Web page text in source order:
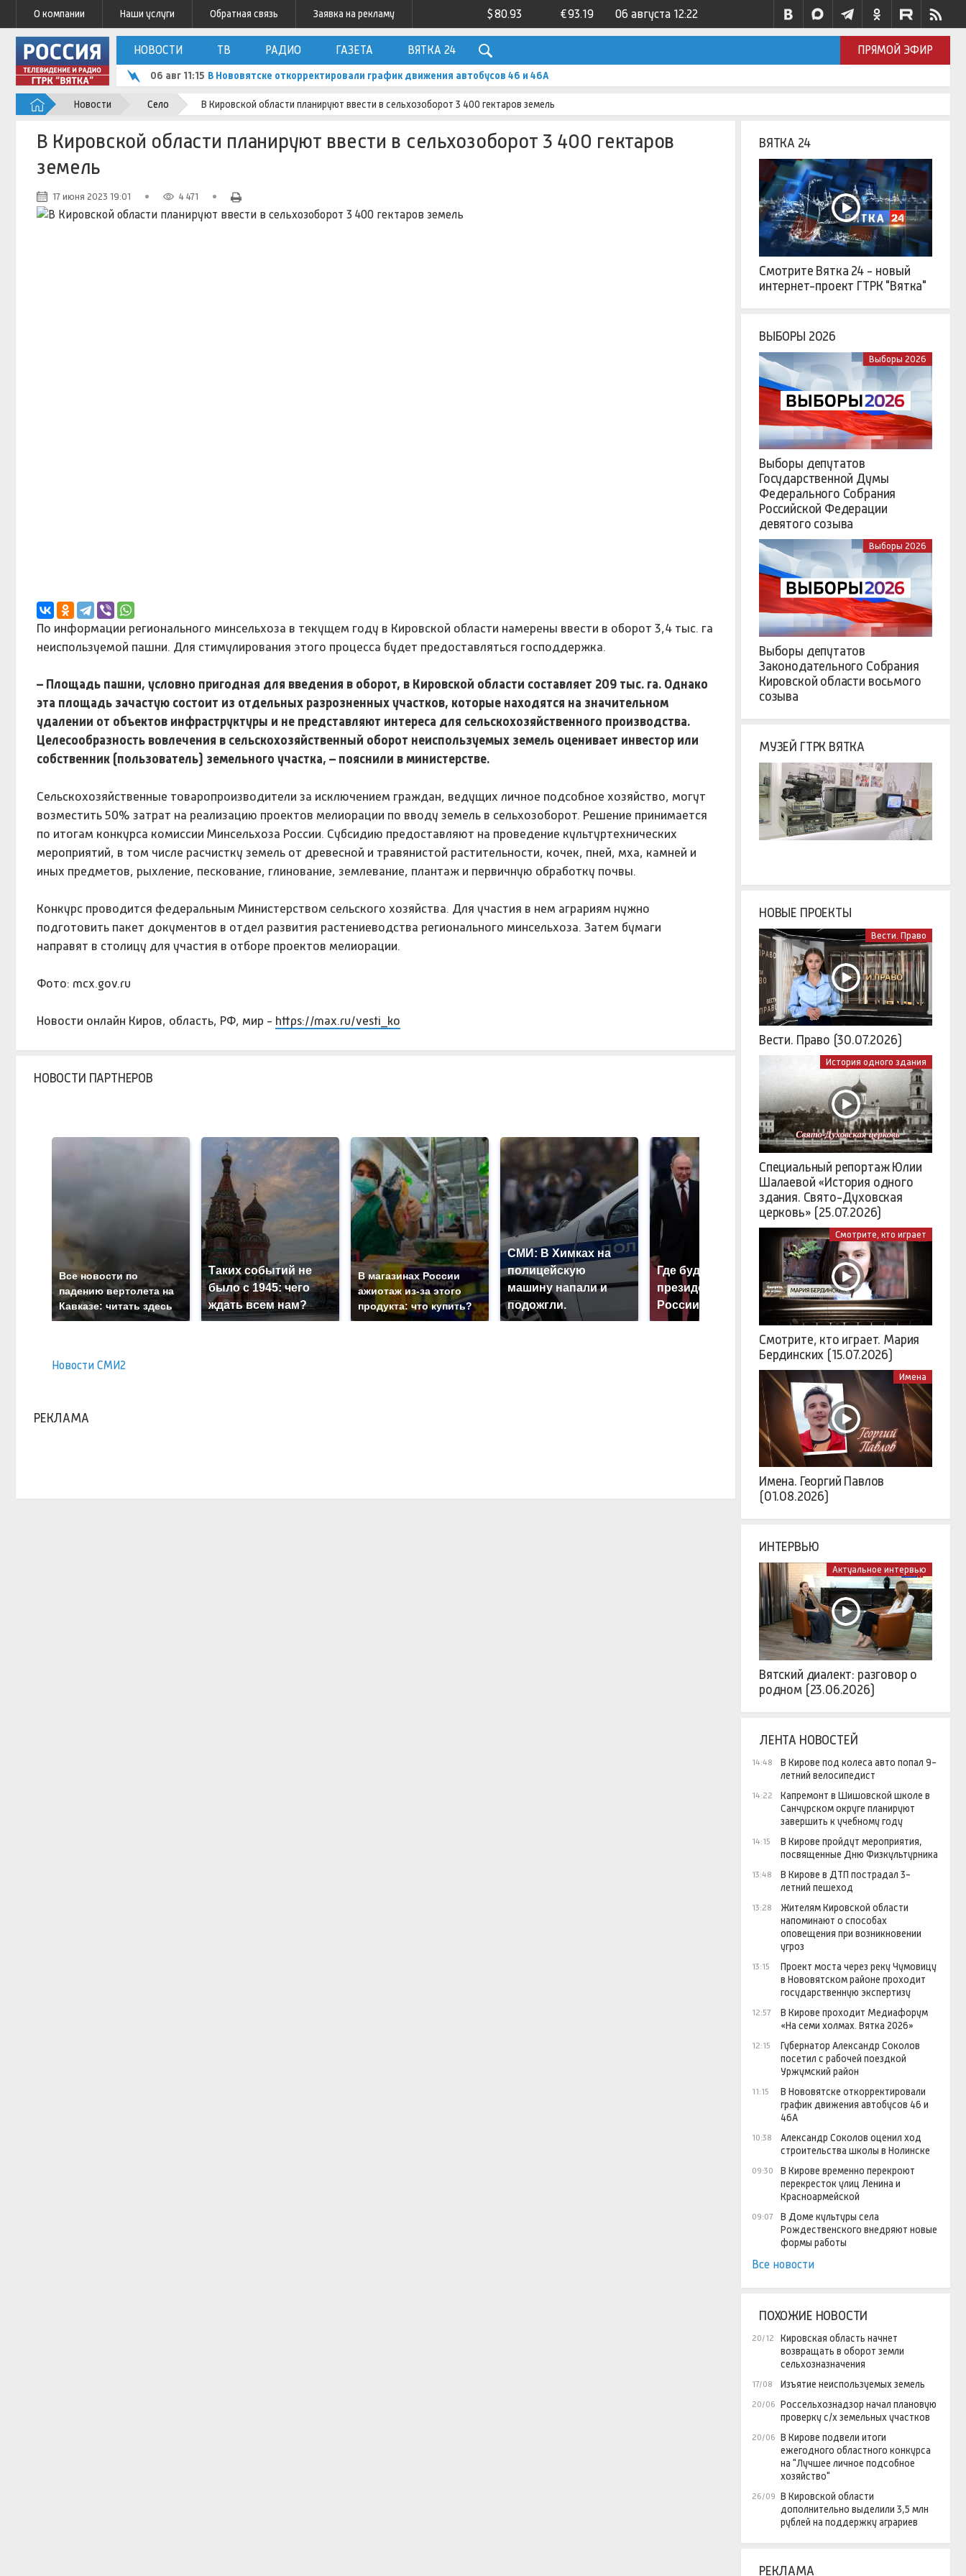
О компании Наши услуги Обратная связь Заявка на рекламу $80.93 €93.19 06 августа 12:22
НОВОСТИ ТВ РАДИО ГАЗЕТА ВЯТКА 24 ПРЯМОЙ ЭФИР
06 авг 10:38 Александр Соколов оценил ход строительства школы в Нолинске
Новости Село В Кировской области планируют ввести в сельхозоборот 3 400 гектаров земель
В Кировской области планируют ввести в сельхозоборот 3 400 гектаров
земель
17 июня 2023 19:01 4 471
По информации регионального минсельхоза в текущем году в Кировской области намерены ввести в оборот 3,4 тыс. га
неиспользуемой пашни. Для стимулирования этого процесса будет предоставляться господдержка.
– Площадь пашни, условно пригодная для введения в оборот, в Кировской области составляет 209 тыс. га. Однако
эта площадь зачастую состоит из отдельных разрозненных участков, которые находятся на значительном
удалении от объектов инфраструктуры и не представляют интереса для сельскохозяйственного производства.
Целесообразность вовлечения в сельскохозяйственный оборот неиспользуемых земель оценивает инвестор или
собственник (пользователь) земельного участка, – пояснили в министерстве.
Сельскохозяйственные товаропроизводители за исключением граждан, ведущих личное подсобное хозяйство, могут
возместить 50% затрат на реализацию проектов мелиорации по вводу земель в сельхозоборот. Решение принимается
по итогам конкурса комиссии Минсельхоза России. Субсидию предоставляют на проведение культуртехнических
мероприятий, в том числе расчистку земель от древесной и травянистой растительности, кочек, пней, мха, камней и
иных предметов, рыхление, пескование, глинование, землевание, плантаж и первичную обработку почвы.
Конкурс проводится федеральным Министерством сельского хозяйства. Для участия в нем аграриям нужно
подготовить пакет документов в отдел развития растениеводства регионального минсельхоза. Затем бумаги
направят в столицу для участия в отборе проектов мелиорации.
Фото: mcx.gov.ru
Новости онлайн Киров, область, РФ, мир - https://max.ru/vesti_ko
НОВОСТИ ПАРТНЕРОВ
Все новости по
падению вертолета на
Кавказе: читать здесь
Таких событий не
было с 1945: чего
ждать всем нам?
В магазинах России
ажиотаж из-за этого
продукта: что купить?
СМИ: В Химках на
полицейскую
машину напали и
подожгли.
Где будет встреча
президентов США и
России: Европа?
На Урале из казны
были украдены 18
миллионов рублей
Новости СМИ2
РЕКЛАМА
ВЯТКА 24
Смотрите Вятка 24 - новый
интернет-проект ГТРК "Вятка"
ВЫБОРЫ 2026
Выборы 2026
Выборы депутатов
Государственной Думы
Федерального Собрания
Российской Федерации
девятого созыва
Выборы 2026
Выборы депутатов
Законодательного Собрания
Кировской области восьмого
созыва
МУЗЕЙ ГТРК ВЯТКА
НОВЫЕ ПРОЕКТЫ
Вести. Право
Вести. Право (30.07.2026)
История одного здания
Специальный репортаж Юлии
Шалаевой «История одного
здания. Свято-Духовская
церковь» (25.07.2026)
Смотрите, кто играет
Смотрите, кто играет. Мария
Бердинских (15.07.2026)
Имена
Имена. Георгий Павлов
(01.08.2026)
ИНТЕРВЬЮ
Актуальное интервью
Вятский диалект: разговор о
родном (23.06.2026)
ЛЕНТА НОВОСТЕЙ
14:48
В Кирове под колеса авто попал 9-
летний велосипедист
14:22
Капремонт в Шишовской школе в
Санчурском округе планируют
завершить к учебному году
14:15
В Кирове пройдут мероприятия,
посвященные Дню Физкультурника
13:48
В Кирове в ДТП пострадал 3-
летний пешеход
13:28
Жителям Кировской области
напоминают о способах
оповещения при возникновении
угроз
13:15
Проект моста через реку Чумовицу
в Нововятском районе проходит
государственную экспертизу
12:57
В Кирове проходит Медиафорум
«На семи холмах. Вятка 2026»
12:15
Губернатор Александр Соколов
посетил с рабочей поездкой
Уржумский район
11:15
В Нововятске откорректировали
график движения автобусов 46 и
46А
10:38
Александр Соколов оценил ход
строительства школы в Нолинске
09:30
В Кирове временно перекроют
перекресток улиц Ленина и
Красноармейской
09:07
В Доме культуры села
Рождественского внедряют новые
формы работы
Все новости
ПОХОЖИЕ НОВОСТИ
20/12
Кировская область начнет
возвращать в оборот земли
сельхозназначения
17/08 Изъятие неиспользуемых земель
20/06 Россельхознадзор начал плановую
проверку с/х земельных участков
20/06 В Кирове подвели итоги
ежегодного областного конкурса
на "Лучшее личное подсобное
хозяйство"
26/09 В Кировской области
дополнительно выделили 3,5 млн
рублей на поддержку аграриев
РЕКЛАМА